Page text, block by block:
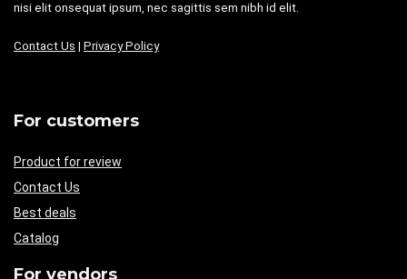
nisi elit onsequat ipsum, nec sagittis sem nibh id elit.
Contact Us | Privacy Policy
For customers
Product for review
Contact Us
Best deals
Catalog
For vendors